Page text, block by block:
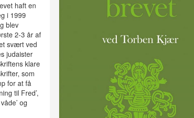
haft en
i 1999
blev
2-3 år af
svært ved
judaister
klare
som
for at få
til Fred’,
og